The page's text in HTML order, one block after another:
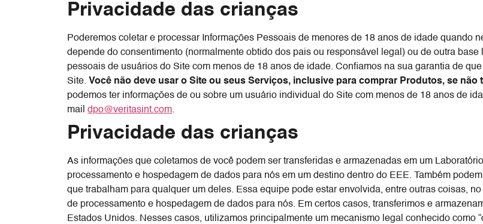
Privacidade das crianças
Poderemos coletar e processar Informações Pessoais de menores de 18 anos de idade quando
depende do consentimento (normalmente obtido dos pais ou responsável legal) ou de outra
pessoais de usuários do Site com menos de 18 anos de idade. Confiamos na sua garantia de
Site. Você não deve usar o Site ou seus Serviços, inclusive para comprar Produtos, se não
podemos ter informações de ou sobre um usuário individual do Site com menos de 18 anos de
mail dpo@veritasint.com.
Privacidade das crianças
As informações que coletamos de você podem ser transferidas e armazenadas em um
processamento e hospedagem de dados para nós em um destino dentro do EEE. Também
que trabalham para qualquer um deles. Essa equipe pode estar envolvida, entre outras coisas,
de processamento e hospedagem de dados para nós. Em certos casos, transferimos e
Estados Unidos. Nesses casos, utilizamos principalmente um mecanismo legal conhecido como